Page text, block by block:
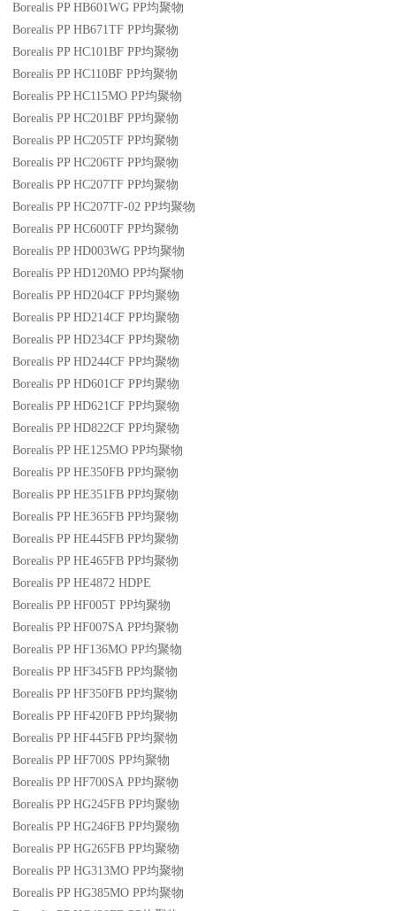
Borealis PP HB601WG PP均聚物
Borealis PP HB671TF PP均聚物
Borealis PP HC101BF PP均聚物
Borealis PP HC110BF PP均聚物
Borealis PP HC115MO PP均聚物
Borealis PP HC201BF PP均聚物
Borealis PP HC205TF PP均聚物
Borealis PP HC206TF PP均聚物
Borealis PP HC207TF PP均聚物
Borealis PP HC207TF-02 PP均聚物
Borealis PP HC600TF PP均聚物
Borealis PP HD003WG PP均聚物
Borealis PP HD120MO PP均聚物
Borealis PP HD204CF PP均聚物
Borealis PP HD214CF PP均聚物
Borealis PP HD234CF PP均聚物
Borealis PP HD244CF PP均聚物
Borealis PP HD601CF PP均聚物
Borealis PP HD621CF PP均聚物
Borealis PP HD822CF PP均聚物
Borealis PP HE125MO PP均聚物
Borealis PP HE350FB PP均聚物
Borealis PP HE351FB PP均聚物
Borealis PP HE365FB PP均聚物
Borealis PP HE445FB PP均聚物
Borealis PP HE465FB PP均聚物
Borealis PP HE4872 HDPE
Borealis PP HF005T PP均聚物
Borealis PP HF007SA PP均聚物
Borealis PP HF136MO PP均聚物
Borealis PP HF345FB PP均聚物
Borealis PP HF350FB PP均聚物
Borealis PP HF420FB PP均聚物
Borealis PP HF445FB PP均聚物
Borealis PP HF700S PP均聚物
Borealis PP HF700SA PP均聚物
Borealis PP HG245FB PP均聚物
Borealis PP HG246FB PP均聚物
Borealis PP HG265FB PP均聚物
Borealis PP HG313MO PP均聚物
Borealis PP HG385MO PP均聚物